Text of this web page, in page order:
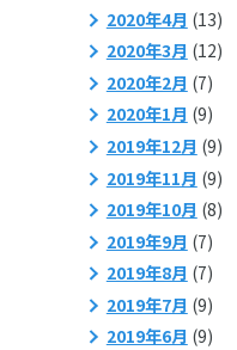
2020年4月 (13)
2020年3月 (12)
2020年2月 (7)
2020年1月 (9)
2019年12月 (9)
2019年11月 (9)
2019年10月 (8)
2019年9月 (7)
2019年8月 (7)
2019年7月 (9)
2019年6月 (9)